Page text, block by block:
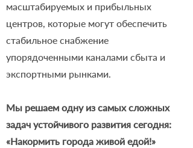
масштабируемых и прибыльных
центров, которые могут обеспечить
стабильное снабжение
упорядоченными каналами сбыта и
экспортными рынками.
Мы решаем одну из самых сложных
задач устойчивого развития сегодня:
«Накормить города живой едой!»